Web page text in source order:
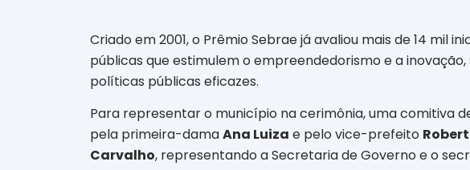
Criado em 2001, o Prêmio Sebrae já avaliou mais de 14
públicas que estimulem o empreendedorismo e a
políticas públicas eficazes.
Para representar o município na cerimônia, uma comitiva
pela primeira-damaAna Luiza e pelo vice-prefeito
Carvalho, representando a Secretaria de Governo e o